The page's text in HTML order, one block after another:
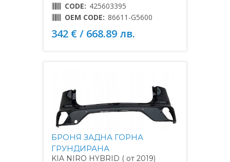
CODE: 425603395
OEM CODE: 86611-G5600
342 € / 668.89 лв.
БРОНЯ ЗАДНА ГОРНА
ГРУНДИРАНА
KIA NIRO HYBRID ( от 2019)